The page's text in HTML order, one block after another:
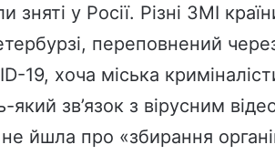
у Росії. Різні ЗМІ
переповнений
19, хоча міська
зв’язок з вірусним
йшла про «збирання